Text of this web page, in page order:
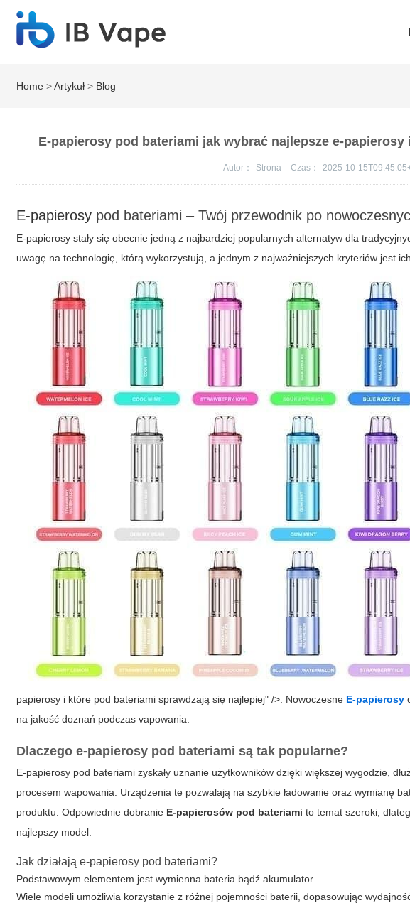
Home >Artykuł > Blog
E-papierosy pod bateriami jak wybrać najlepsze e-
Autor： Strona Czas： 2025-10-
E-papierosy pod bateriami – Twój przewodnik po
E-papierosy stały się obecnie jedną z najbardziej popularnych alternatyw dla
uwagę na technologię, którą wykorzystują, a jednym z najważniejszych kryteriów jest ich
papierosy i które pod bateriami sprawdzają się najlepiej" />. Nowoczesne E-papierosy
na jakość doznań podczas vapowania.
Dlaczego e-papierosy pod bateriami są tak popularne?
E-papierosy pod bateriami zyskały uznanie użytkowników dzięki większej wygodzie,
procesem wapowania. Urządzenia te pozwalają na szybkie ładowanie oraz wymianę
produktu. Odpowiednie dobranie E-papierosów pod bateriami to temat szeroki,
najlepszy model.
Jak działają e-papierosy pod bateriami?
Podstawowym elementem jest wymienna bateria bądź akumulator.
Wiele modeli umożliwia korzystanie z różnej pojemności baterii, dopasowując